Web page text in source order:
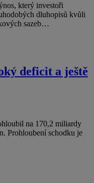
který investoři
dluhopisů kvůli
sazeb…
deficit a ještě
na 170,2 miliardy
Prohloubení schodku je